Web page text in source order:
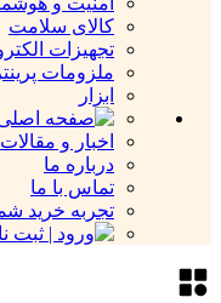
کالای سلامت
تجهیزات
ملزومات
ابزار
اخبار و مقالات
درباره ما
تماس با ما
تجربه خرید